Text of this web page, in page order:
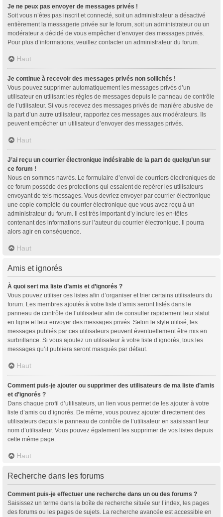
Je ne peux pas envoyer de messages privés !
Soit vous n’êtes pas inscrit et connecté, soit un administrateur a désactivé
entièrement la messagerie privée sur le forum, soit un administrateur ou un
modérateur a décidé de vous empêcher d’envoyer des messages privés.
Pour plus d’informations, veuillez contacter un administrateur du forum.
Haut
Je continue à recevoir des messages privés non sollicités !
Vous pouvez supprimer automatiquement les messages privés d’un
utilisateur en utilisant les règles de messages depuis le panneau de contrôle
de l’utilisateur. Si vous recevez des messages privés de manière abusive de
la part d’un autre utilisateur, rapportez ces messages aux modérateurs. Ils
peuvent empêcher un utilisateur d’envoyer des messages privés.
Haut
J’ai reçu un courrier électronique indésirable de la part de quelqu’un sur
ce forum !
Nous en sommes navrés. Le formulaire d’envoi de courriers électroniques de
ce forum possède des protections qui essaient de repérer les utilisateurs
envoyant de tels messages. Vous devriez envoyer par courrier électronique
une copie complète du courrier électronique que vous avez reçu à un
administrateur du forum. Il est très important d’y inclure les en-têtes
contenant des informations sur l’auteur du courrier électronique. Il pourra
alors agir en conséquence.
Haut
Amis et ignorés
À quoi sert ma liste d’amis et d’ignorés ?
Vous pouvez utiliser ces listes afin d’organiser et trier certains utilisateurs du
forum. Les membres ajoutés à votre liste d’amis seront listés dans le
panneau de contrôle de l’utilisateur afin de consulter rapidement leur statut
en ligne et leur envoyer des messages privés. Selon le style utilisé, les
messages publiés par ces utilisateurs peuvent éventuellement être mis en
surbrillance. Si vous ajoutez un utilisateur à votre liste d’ignorés, tous les
messages qu’il publiera seront masqués par défaut.
Haut
Comment puis-je ajouter ou supprimer des utilisateurs de ma liste d’amis
et d’ignorés ?
Dans chaque profil d’utilisateurs, un lien vous permet de les ajouter à votre
liste d’amis ou d’ignorés. De même, vous pouvez ajouter directement des
utilisateurs depuis le panneau de contrôle de l’utilisateur en saisissant leur
nom d’utilisateur. Vous pouvez également les supprimer de vos listes depuis
cette même page.
Haut
Recherche dans les forums
Comment puis-je effectuer une recherche dans un ou des forums ?
Saisissez un terme dans la boîte de recherche située sur l’index, les pages
des forums ou les pages de sujets. La recherche avancée est accessible en